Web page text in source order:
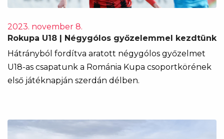
2023. november 8.
Rokupa U18 | Négygólos győzelemmel kezdtünk
Hátrányból fordítva aratott négygólos győzelmet
U18-as csapatunk a Románia Kupa csoportkörének
első játéknapján szerdán délben.